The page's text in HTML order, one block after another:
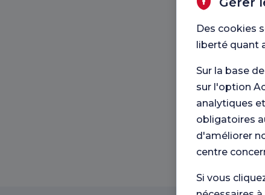
Des cookies
liberté quant
Sur la base
sur l'option
analytiques
obligatoires
d'améliorer
centre
Si vous